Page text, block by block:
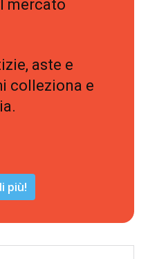
mercato
aste e
colleziona e
più!